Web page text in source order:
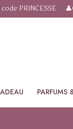
PRINCESSE
PARFUMS